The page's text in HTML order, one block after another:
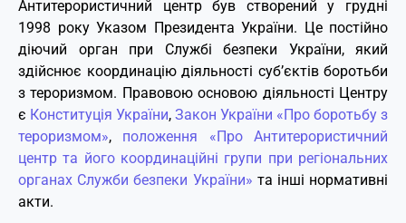
Антитерористичний центр був створений у грудні
1998 року Указом Президента України. Це постійно
діючий орган при Службі безпеки України, який
здійснює координацію діяльності суб’єктів боротьби
з тероризмом. Правовою основою діяльності Центру
є Конституція України, Закон України «Про боротьбу з
тероризмом», положення «Про Антитерористичний
центр та його координаційні групи при регіональних
органах Служби безпеки України» та інші нормативні
акти.